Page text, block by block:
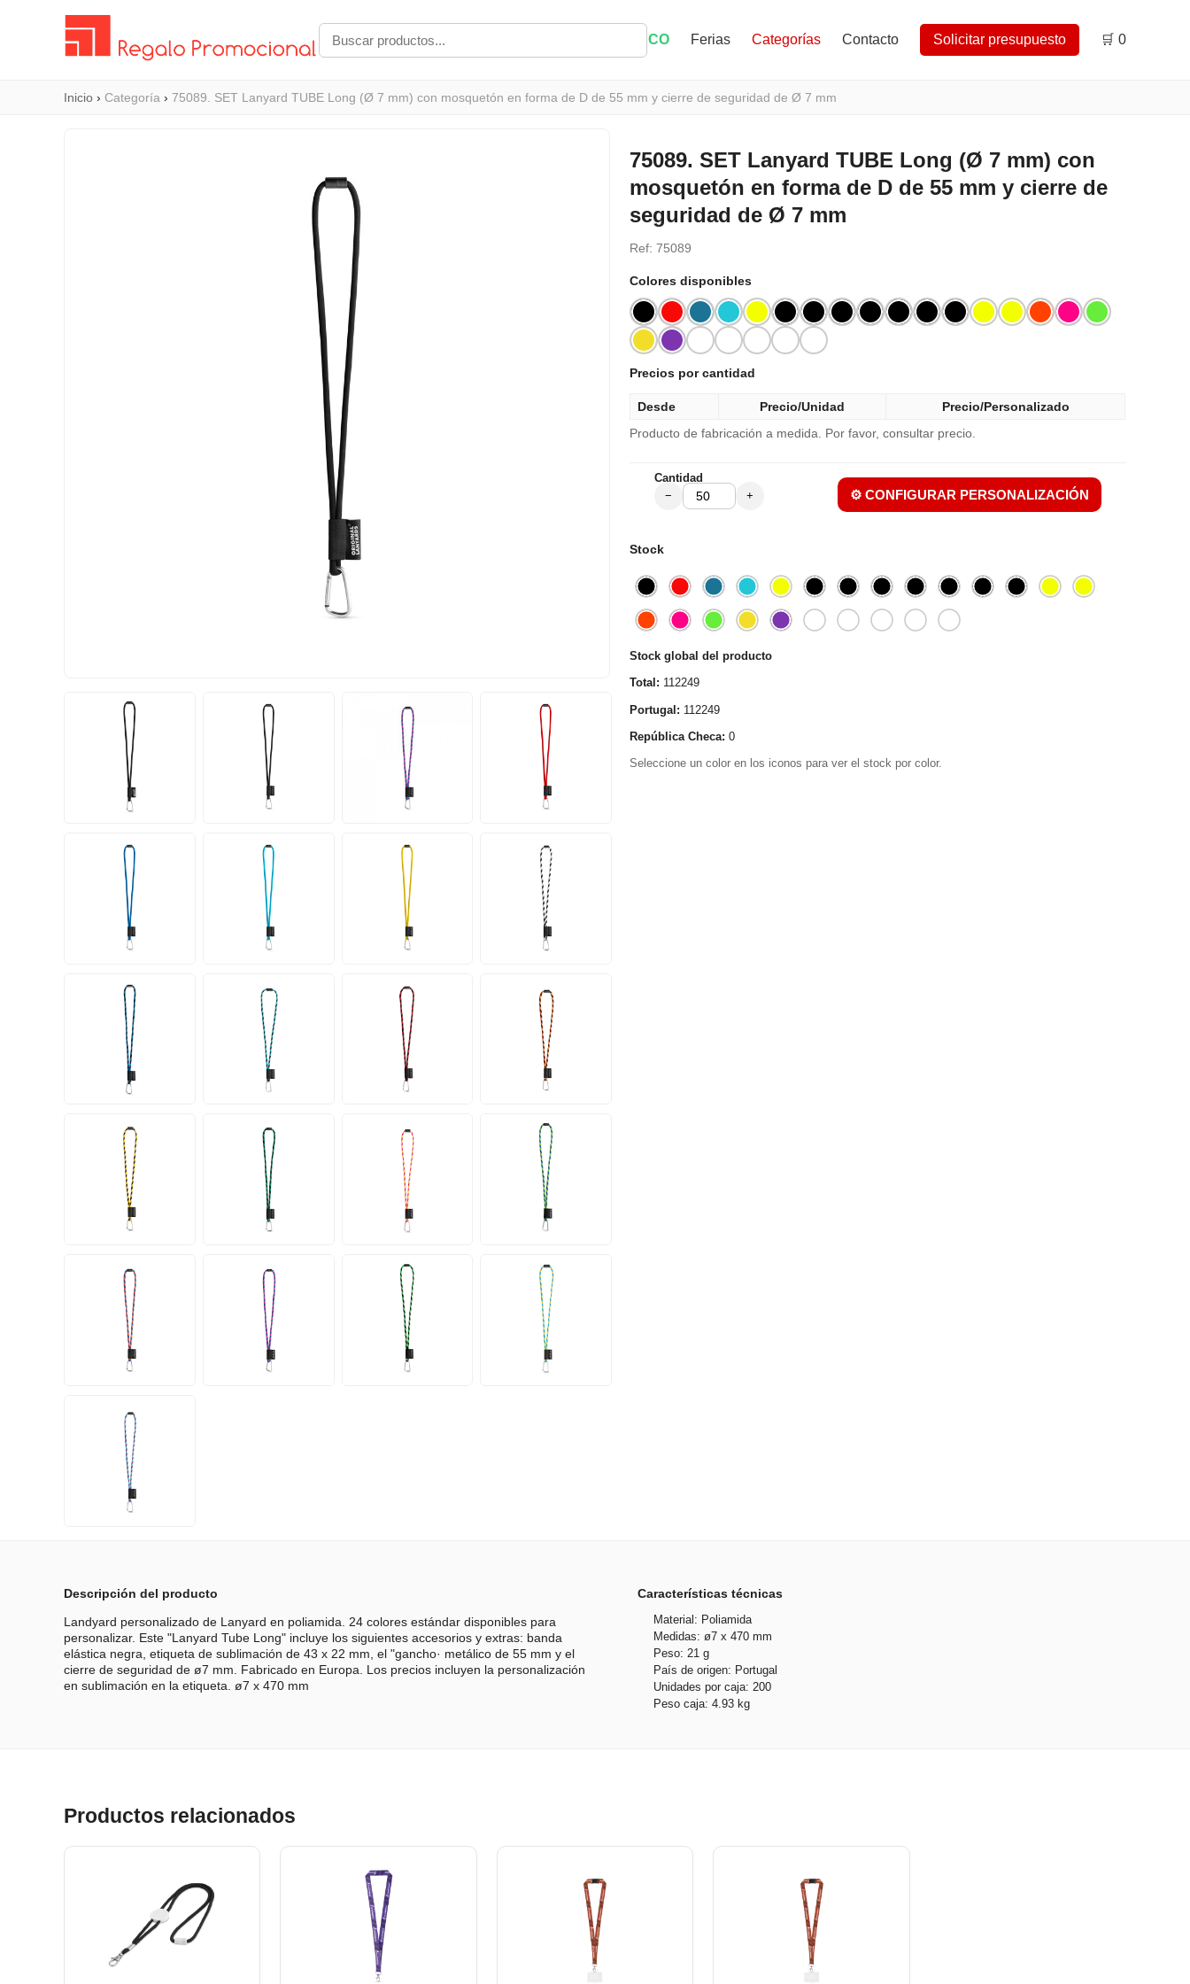
ECO Ferias Categorías Contacto Solicitar presupuesto 🛒 0
Inicio › Categoría › 75089. SET Lanyard TUBE Long (Ø 7 mm) con mosquetón en forma de D de 55 mm y cierre de seguridad de Ø 7 mm
75089. SET Lanyard TUBE Long (Ø 7 mm) con
mosquetón en forma de D de 55 mm y cierre de
seguridad de Ø 7 mm
Ref: 75089
Colores disponibles
Precios por cantidad
Desde Precio/Unidad Precio/Personalizado
Producto de fabricación a medida. Por favor, consultar precio.
Cantidad
− + ⚙️ CONFIGURAR PERSONALIZACIÓN
Stock
Stock global del producto
Total: 112249
Portugal: 112249
República Checa: 0
Seleccione un color en los iconos para ver el stock por color.
Descripción del producto
Landyard personalizado de Lanyard en poliamida. 24 colores estándar disponibles para
personalizar. Este "Lanyard Tube Long" incluye los siguientes accesorios y extras: banda
elástica negra, etiqueta de sublimación de 43 x 22 mm, el "gancho· metálico de 55 mm y el
cierre de seguridad de ø7 mm. Fabricado en Europa. Los precios incluyen la personalización
en sublimación en la etiqueta. ø7 x 470 mm
Características técnicas
Material: Poliamida
Medidas: ø7 x 470 mm
Peso: 21 g
País de origen: Portugal
Unidades por caja: 200
Peso caja: 4.93 kg
Productos relacionados